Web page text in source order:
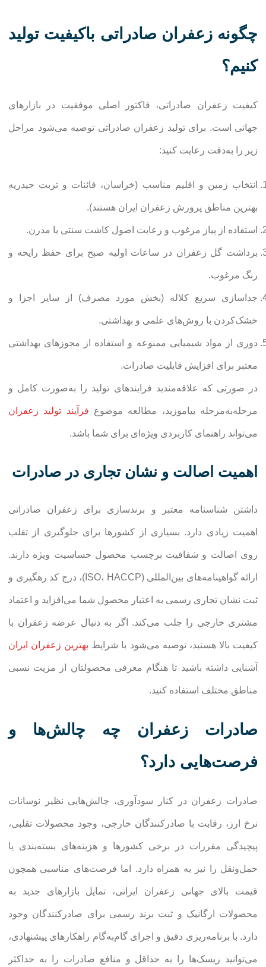
چگونه زعفران صادراتی باکیفیت تولید
کنیم؟
کیفیت زعفران صادراتی، فاکتور اصلی موفقیت در بازارهای
جهانی است. برای تولید زعفران صادراتی توصیه می‌شود مراحل
زیر را به‌دقت رعایت کنید:
انتخاب زمین و اقلیم مناسب (خراسان، قائنات و تربت حیدریه
بهترین مناطق پرورش زعفران ایران هستند).
استفاده از پیاز مرغوب و رعایت اصول کاشت سنتی یا مدرن.
برداشت گل زعفران در ساعات اولیه صبح برای حفظ رایحه و
رنگ مرغوب.
جداسازی سریع کلاله (بخش مورد مصرف) از سایر اجزا و
خشک‌کردن با روش‌های علمی و بهداشتی.
دوری از مواد شیمیایی ممنوعه و استفاده از مجوزهای بهداشتی
معتبر برای افزایش قابلیت صادرات.
در صورتی که علاقه‌مندید فرایندهای تولید را به‌صورت کامل و
مرحله‌به‌مرحله بیاموزید، مطالعه موضوع فرآیند تولید زعفران
می‌تواند راهنمای کاربردی ویژه‌ای برای شما باشد.
اهمیت اصالت و نشان تجاری در صادرات
داشتن شناسنامه معتبر و برندسازی برای زعفران صادراتی
اهمیت زیادی دارد. بسیاری از کشورها برای جلوگیری از تقلب
روی اصالت و شفافیت برچسب محصول حساسیت ویژه دارند.
ارائه گواهینامه‌های بین‌المللی (ISO، HACCP)، درج کد رهگیری و
ثبت نشان تجاری رسمی به اعتبار محصول شما می‌افزاید و اعتماد
مشتری خارجی را جلب می‌کند. اگر به دنبال عرضه زعفران با
کیفیت بالا هستید، توصیه می‌شود با شرایط بهترین زعفران ایران
آشنایی داشته باشید تا هنگام معرفی محصولتان از مزیت نسبی
مناطق مختلف استفاده کنید.
صادرات زعفران چه چالش‌ها و
فرصت‌هایی دارد؟
صادرات زعفران در کنار سودآوری، چالش‌هایی نظیر نوسانات
نرخ ارز، رقابت با صادرکنندگان خارجی، وجود محصولات تقلبی،
پیچیدگی مقررات در برخی کشورها و هزینه‌های بسته‌بندی یا
حمل‌ونقل را نیز به همراه دارد. اما فرصت‌های مناسبی همچون
قیمت بالای جهانی زعفران ایرانی، تمایل بازارهای جدید به
محصولات ارگانیک و ثبت برند رسمی برای صادرکنندگان وجود
دارد. با برنامه‌ریزی دقیق و اجرای گام‌به‌گام راهکارهای پیشنهادی،
می‌توانید ریسک‌ها را به حداقل و منافع صادرات را به حداکثر